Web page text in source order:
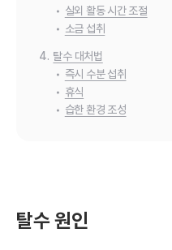
• 실외 활동 시간 조절
• 소금 섭취
4. 탈수 대처법
• 즉시 수분 섭취
• 휴식
• 습한 환경 조성
탈수 원인